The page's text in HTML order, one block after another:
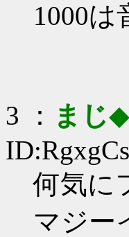
1000
3 ： まじ
何気に
マジー